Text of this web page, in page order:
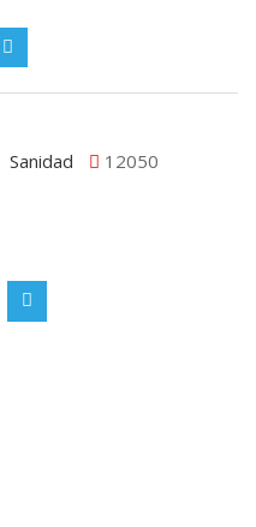
Sanidad 12050